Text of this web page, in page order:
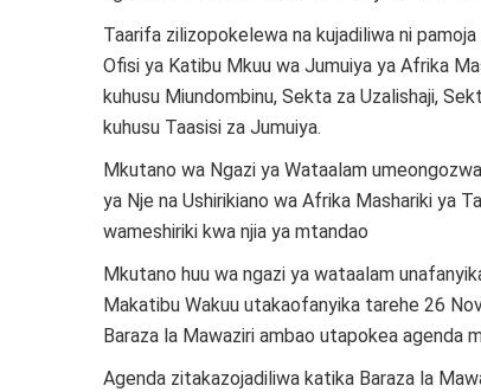
Taarifa zilizopokelewa na kujadiliwa ni
Ofisi ya Katibu Mkuu wa Jumuiya ya Afrika
kuhusu Miundombinu, Sekta za Uzalishaji,
kuhusu Taasisi za Jumuiya.
Mkutano wa Ngazi ya Wataalam
ya Nje na Ushirikiano wa Afrika Mashariki ya
wameshiriki kwa njia ya mtandao
Mkutano huu wa ngazi ya wataalam
Makatibu Wakuu utakaofanyika tarehe 26
Baraza la Mawaziri ambao utapokea agenda
Agenda zitakazojadiliwa katika Baraza la